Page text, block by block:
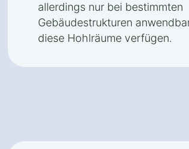
allerdings nur bei bestimmten
Gebäudestrukturen
diese Hohlräume verfügen.